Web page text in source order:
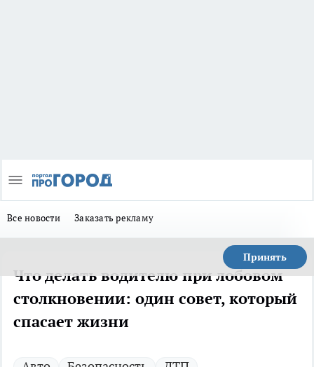
Все новости Заказать рекламу
Принять
Что делать водителю при лобовом
столкновении: один совет, который
спасает жизни